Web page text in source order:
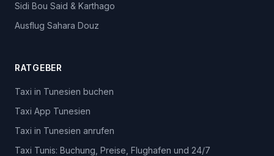
Sidi Bou Said & Karthago
Ausflug Sahara Douz
RATGEBER
Taxi in Tunesien buchen
Taxi App Tunesien
Taxi in Tunesien anrufen
Taxi Tunis: Buchung, Preise, Flughafen und 24/7